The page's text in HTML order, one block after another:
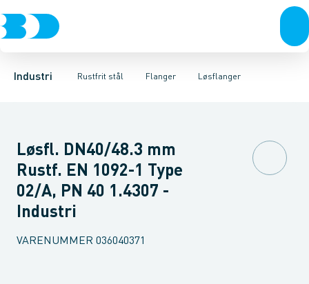
Industri Rustfrit stål
VentilerRustfrit stålSort stålGalvaniseret stålPlast
Flanger
Svejsefittings ASTM svejsefittingsLevnedsmiddel fittings
Løsflanger
Løsflanger Pressede løsflangerSvejseflanger m. krave
Løsfl. DN40/48.3 mm
Rustf. EN 1092-1 Type
02/A, PN 40 1.4307 -
Industri
VARENUMMER 036040371